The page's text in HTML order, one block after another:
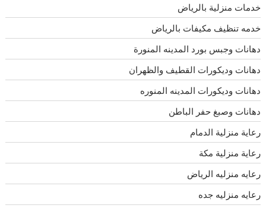
خدمات منزلية بالرياض
خدمه تنظيف مكيفات بالرياض
دهانات وجبس بورد المدينه المنورة
دهانات وديكورات القطيف والظهران
دهانات وديكورات المدينه المنوره
دهانات وصبغ حفر الباطن
رعاية منزلية الدمام
رعاية منزلية مكة
رعايه منزليه الرياض
رعايه منزليه جده